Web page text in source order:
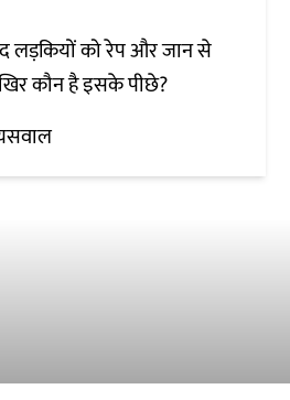
लड़कियों को रेप और जान से
कौन है इसके पीछे?